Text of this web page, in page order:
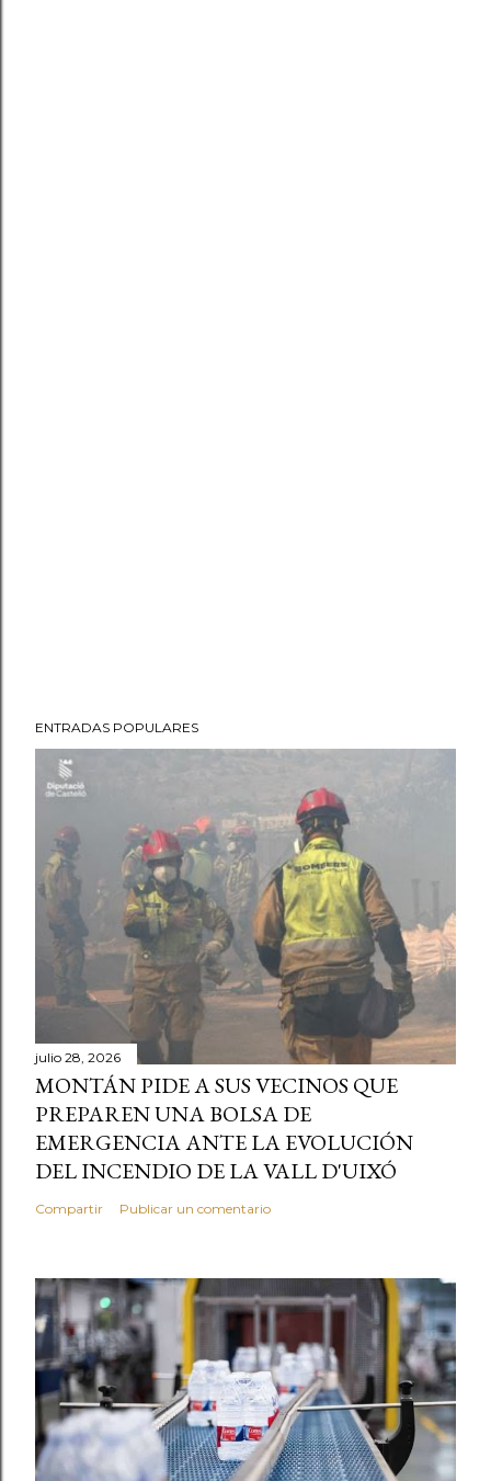
ENTRADAS POPULARES
julio 28, 2026
MONTÁN PIDE A SUS VECINOS QUE
PREPAREN UNA BOLSA DE
EMERGENCIA ANTE LA EVOLUCIÓN
DEL INCENDIO DE LA VALL D'UIXÓ
Compartir Publicar un comentario